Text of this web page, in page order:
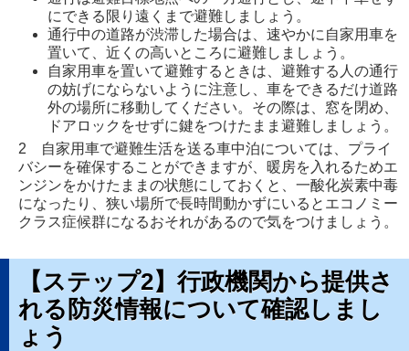
開
き
ま
す
にできる限り遠くまで避難しましょう。
通行中の道路が渋滞した場合は、速やかに自家用車を
置いて、近くの高いところに避難しましょう。
自家用車を置いて避難するときは、避難する人の通行
の妨げにならないように注意し、車をできるだけ道路
外の場所に移動してください。その際は、窓を閉め、
ドアロックをせずに鍵をつけたまま避難しましょう。
2 自家用車で避難生活を送る車中泊については、プライ
バシーを確保することができますが、暖房を入れるためエ
ンジンをかけたままの状態にしておくと、一酸化炭素中毒
になったり、狭い場所で長時間動かずにいるとエコノミー
クラス症候群になるおそれがあるので気をつけましょう。
【ステップ2】行政機関から提供さ
れる防災情報について確認しまし
ょう